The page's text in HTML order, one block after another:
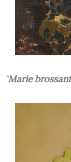
"Marie